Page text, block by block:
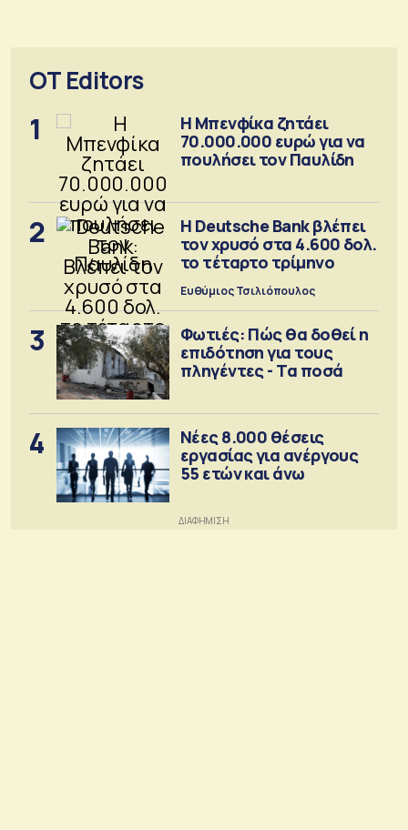
OT Editors
1
Η Μπενφίκα ζητάει
70.000.000 ευρώ για να
πουλήσει τον Παυλίδη
2
Η Deutsche Bank βλέπει
τον χρυσό στα 4.600 δολ.
το τέταρτο τρίμηνο
Ευθύμιος Τσιλιόπουλος
3
Φωτιές: Πώς θα δοθεί η
επιδότηση για τους
πληγέντες - Τα ποσά
4
Νέες 8.000 θέσεις
εργασίας για ανέργους
55 ετών και άνω